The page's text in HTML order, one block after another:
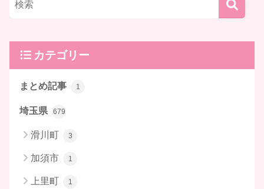
カテゴリー
まとめ記事 1
埼玉県 679
滑川町 3
加須市 1
上里町 1